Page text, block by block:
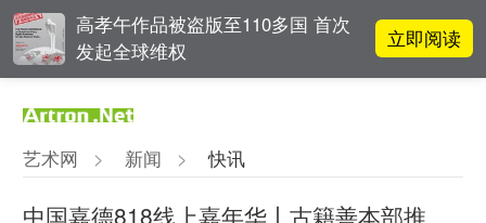
高孝午作品被盗版至110多国 首次
发起全球维权
立即阅读
破界与归真
OCAT上海馆：参与构建上海艺术生
态的十年
艺术网 > 新闻 > 快讯
中国嘉德818线上嘉年华丨古籍善本部推